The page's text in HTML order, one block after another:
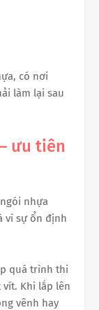
có nơi
làm lại sau
ưu tiên
nhựa
vì sự ổn định
quá trình thi
vít. Khi lắp lên
vênh hay